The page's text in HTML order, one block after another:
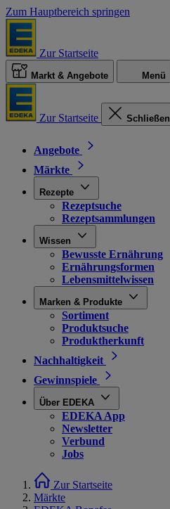
Zum Hauptbereich springen
Zur Startseite
Markt & Angebote Menü
Zur Startseite Schließen
Angebote
Märkte
Rezepte
Rezeptsuche
Rezeptsammlungen
Wissen
Bewusste Ernährung
Ernährungsformen
Lebensmittelwissen
Marken & Produkte
Sortiment
Produktsuche
Produktherkunft
Nachhaltigkeit
Gewinnspiele
Über EDEKA
EDEKA App
Newsletter
Verbund
Jobs
Zur Startseite
Märkte